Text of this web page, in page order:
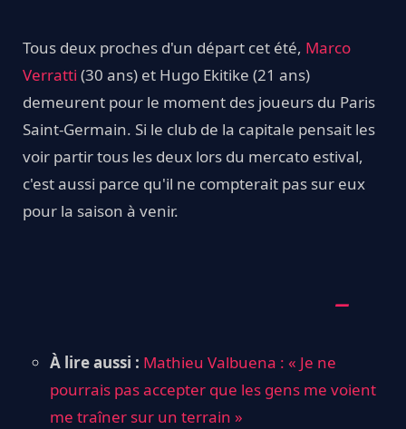
Tous deux proches d'un départ cet été, Marco
Verratti (30 ans) et Hugo Ekitike (21 ans)
demeurent pour le moment des joueurs du Paris
Saint-Germain. Si le club de la capitale pensait les
voir partir tous les deux lors du mercato estival,
c'est aussi parce qu'il ne compterait pas sur eux
pour la saison à venir.
À lire aussi : Mathieu Valbuena : « Je ne
pourrais pas accepter que les gens me voient
me traîner sur un terrain »